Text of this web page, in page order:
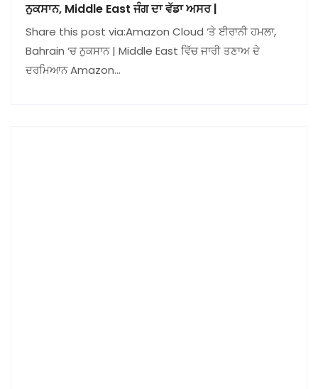
ਨੁਕਸਾਨ, Middle East ਜੰਗ ਦਾ ਵੱਡਾ ਅਸਰ |
Share this post via:Amazon Cloud ‘ਤੇ ਈਰਾਨੀ ਹਮਲਾ,
Bahrain ‘ਚ ਨੁਕਸਾਨ | Middle East ਵਿੱਚ ਜਾਰੀ ਤਣਾਅ ਦੇ
ਦਰਮਿਆਨ Amazon…